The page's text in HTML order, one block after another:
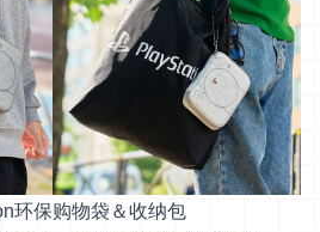
环保购物袋＆收纳包